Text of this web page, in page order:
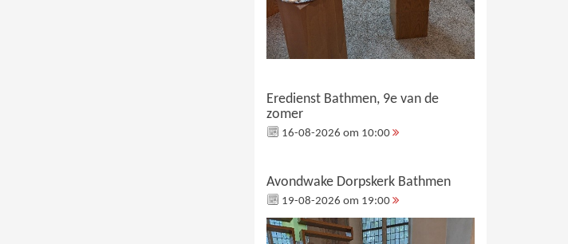
Eredienst Bathmen, 9e van de
zomer
16-08-2026 om 10:00
Avondwake Dorpskerk Bathmen
19-08-2026 om 19:00